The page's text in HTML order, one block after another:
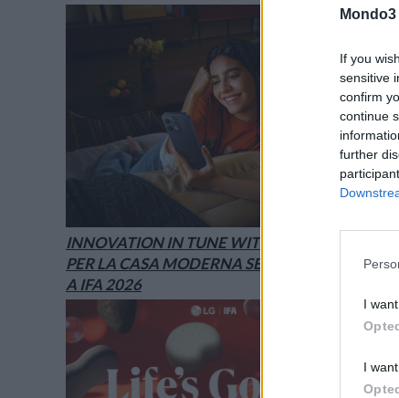
Mondo3
If you
sensitive
confirm
continue
further
I
I
INNOVATION IN TUNE WITH YOU: L’AI
PER LA CASA MODERNA SECONDO LG È
A IFA 2026